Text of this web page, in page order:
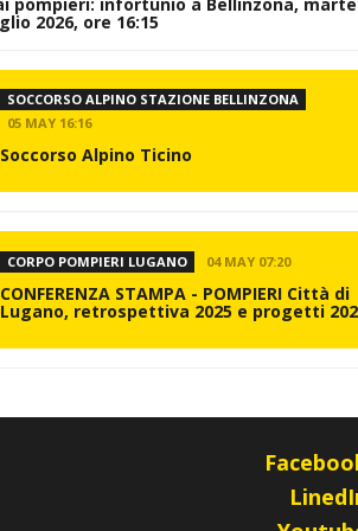
2026, ore 16:15
SOCCORSO ALPINO STAZIONE BELLINZONA
05 MAY 16:16
Soccorso Alpino Ticino
CORPO POMPIERI LUGANO 04 MAY 07:20
CONFERENZA STAMPA - POMPIERI Città di
Lugano, retrospettiva 2025 e progetti